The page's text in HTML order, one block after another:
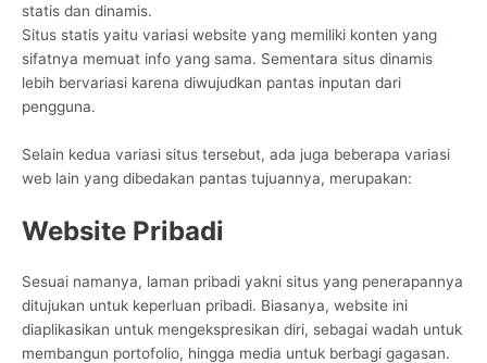
statis dan dinamis.
Situs statis yaitu variasi website yang memiliki konten yang
sifatnya memuat info yang sama. Sementara situs dinamis
lebih bervariasi karena diwujudkan pantas inputan dari
pengguna.
Selain kedua variasi situs tersebut, ada juga beberapa variasi
web lain yang dibedakan pantas tujuannya, merupakan:
Website Pribadi
Sesuai namanya, laman pribadi yakni situs yang penerapannya
ditujukan untuk keperluan pribadi. Biasanya, website ini
diaplikasikan untuk mengekspresikan diri, sebagai wadah untuk
membangun portofolio, hingga media untuk berbagi gagasan.